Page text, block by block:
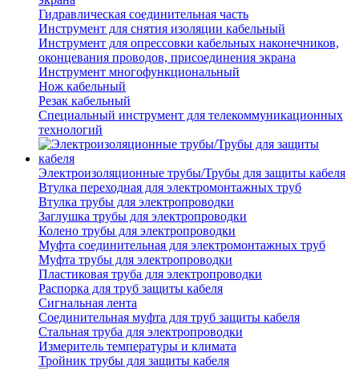
Гидравлическая соединительная часть
Инструмент для снятия изоляции кабельный
Инструмент для опрессовки кабельных наконечников,
оконцевания проводов, присоединения экрана
Инструмент многофункциональный
Нож кабельный
Резак кабельный
Специальный инструмент для телекоммуникационных
технологий
Электроизоляционные трубы/Трубы для защиты кабеля
Втулка переходная для электромонтажных труб
Втулка трубы для электропроводки
Заглушка трубы для электропроводки
Колено трубы для электропроводки
Муфта соединительная для электромонтажных труб
Муфта трубы для электропроводки
Пластиковая труба для электропроводки
Распорка для труб защиты кабеля
Сигнальная лента
Соединительная муфта для труб защиты кабеля
Стальная труба для электропроводки
Измеритель температуры и климата
Тройник трубы для защиты кабеля